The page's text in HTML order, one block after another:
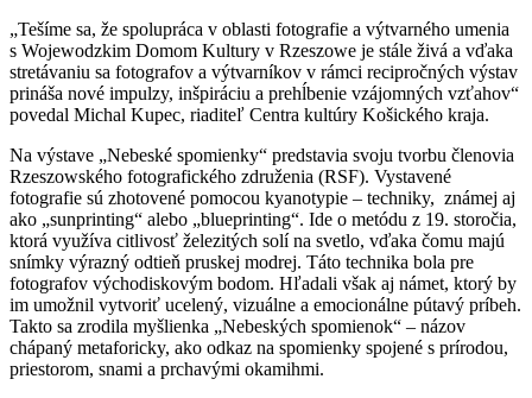
„Tešíme sa, že spolupráca v oblasti fotografie a výtvarného umenia
s Wojewodzkim Domom Kultury v Rzeszowe je stále živá a vďaka
stretávaniu sa fotografov a výtvarníkov v rámci recipročných výstav
prináša nové impulzy, inšpiráciu a prehĺbenie vzájomných vzťahov“
povedal Michal Kupec, riaditeľ Centra kultúry Košického kraja.
Na výstave „Nebeské spomienky“ predstavia svoju tvorbu členovia
Rzeszowského fotografického združenia (RSF). Vystavené
fotografie sú zhotovené pomocou kyanotypie – techniky, známej aj
ako „sunprinting“ alebo „blueprinting“. Ide o metódu z 19. storočia,
ktorá využíva citlivosť železitých solí na svetlo, vďaka čomu majú
snímky výrazný odtieň pruskej modrej. Táto technika bola pre
fotografov východiskovým bodom. Hľadali však aj námet, ktorý by
im umožnil vytvoriť ucelený, vizuálne a emocionálne pútavý príbeh.
Takto sa zrodila myšlienka „Nebeských spomienok“ – názov
chápaný metaforicky, ako odkaz na spomienky spojené s prírodou,
priestorom, snami a prchavými okamihmi.